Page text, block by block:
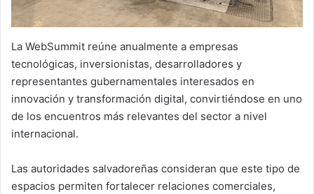
La WebSummit reúne anualmente a empresas
tecnológicas, inversionistas, desarrolladores y
representantes gubernamentales interesados en
innovación y transformación digital, convirtiéndose en uno
de los encuentros más relevantes del sector a nivel
internacional.
Las autoridades salvadoreñas consideran que este tipo de
espacios permiten fortalecer relaciones comerciales,